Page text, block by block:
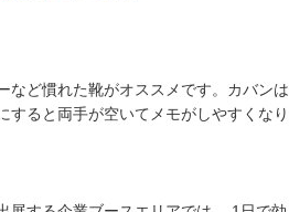
など慣れた靴がオススメです。カバンは
すると両手が空いてメモがしやすくなり